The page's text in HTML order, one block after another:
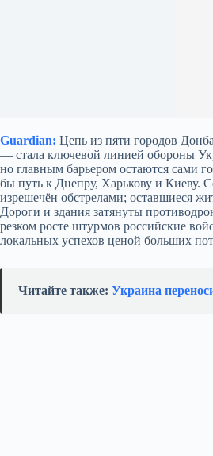
Guardian: Цепь из пяти городов
— стала ключевой линией обороны
но главным барьером остаются сами
бы путь к Днепру, Харькову и Киеву.
изрешечён обстрелами; оставшиеся
Дороги и здания затянуты
резком росте штурмов российские
локальных успехов ценой больших
Читайте также: Украина